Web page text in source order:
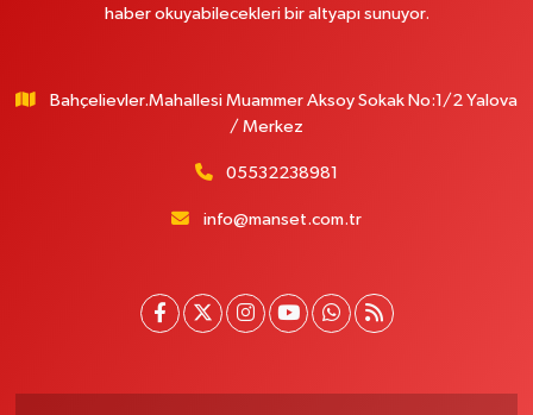
haber okuyabilecekleri bir altyapı sunuyor.
Bahçelievler.Mahallesi Muammer Aksoy Sokak No:1/2 Yalova
/ Merkez
05532238981
info@manset.com.tr